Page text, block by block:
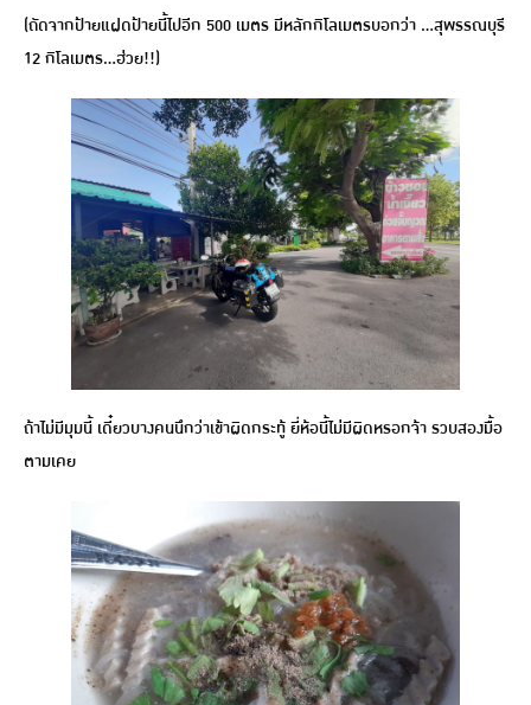
(ถัดจากป้ายแฝดป้ายนี้ไปอีก 500 เมตร มีหลักกิโลเมตรบอกว่า …สุพรรณบุรี
12 กิโลเมตร…ฮ่วย!!)
ถ้าไม่มีมุมนี้ เดี๋ยวบางคนนึกว่าเข้าผิดกระทู้ ยี่ห้อนี้ไม่มีผิดหรอกจ้า รวบสองมื้อ
ตามเคย